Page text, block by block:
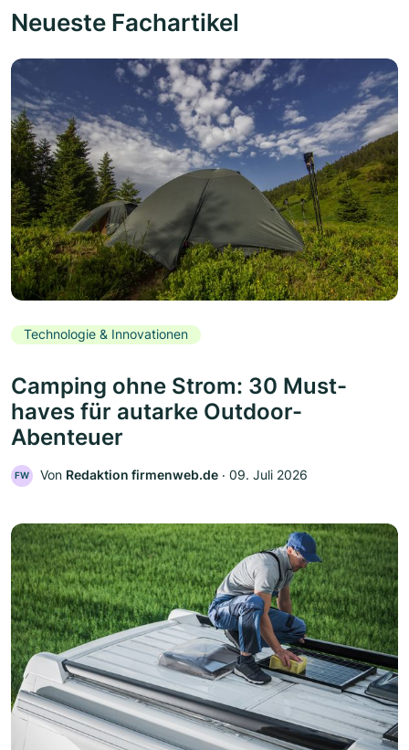
Neueste Fachartikel
Technologie & Innovationen
Camping ohne Strom: 30 Must-
haves für autarke Outdoor-
Abenteuer
FW Von Redaktion firmenweb.de ‧ 09. Juli 2026